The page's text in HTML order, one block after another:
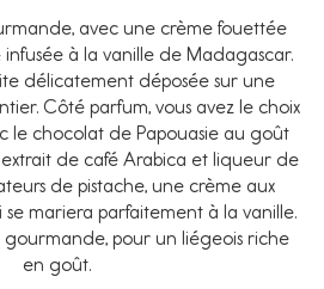
avec une crème fouettée
à la vanille de Madagascar.
délicatement déposée sur une
Côté parfum, vous avez le choix
le chocolat de Papouasie au goût
de café Arabica et liqueur de
de pistache, une crème aux
mariera parfaitement à la vanille.
pour un liégeois riche
en goût.